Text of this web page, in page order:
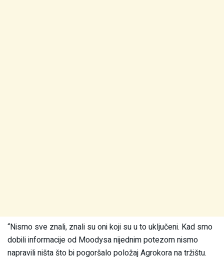
“Nismo sve znali, znali su oni koji su u to uključeni. Kad smo
dobili informacije od Moodysa nijednim potezom nismo
napravili ništa što bi pogoršalo položaj Agrokora na tržištu.